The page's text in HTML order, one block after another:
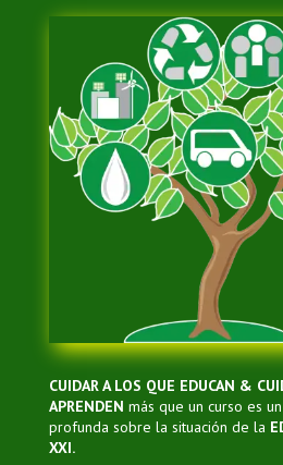
CUIDAR A LOS QUE EDUCAN &
APRENDEN más que un curso es
profunda sobre la situación de la
XXI.